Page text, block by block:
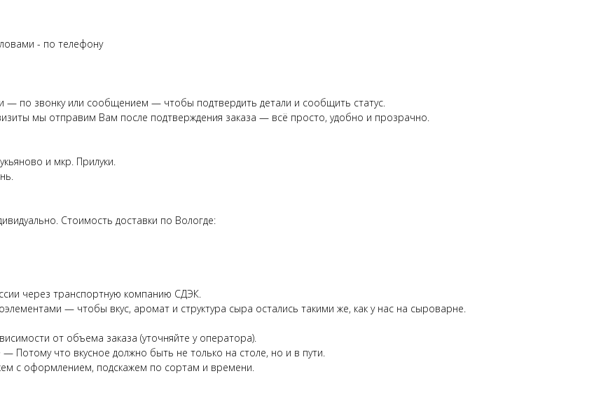
- по телефону
по звонку или сообщением — чтобы подтвердить детали и сообщить статус.
мы отправим Вам после подтверждения заказа — всё просто, удобно и прозрачно.
и мкр. Прилуки.
Стоимость доставки по Вологде:
через транспортную компанию СДЭК.
— чтобы вкус, аромат и структура сыра остались такими же, как у нас на сыроварне.
от объема заказа (уточняйте у оператора).
что вкусное должно быть не только на столе, но и в пути.
с оформлением, подскажем по сортам и времени.